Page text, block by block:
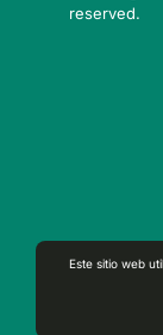
Este sitio web
reserved.